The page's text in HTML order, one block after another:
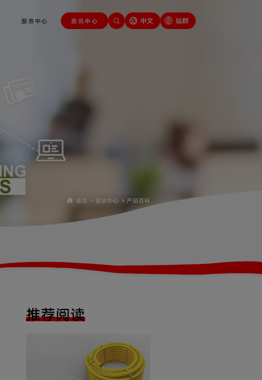
服务中心 资讯中心 中文 站群
首页 > 资讯中心 > 产品百科
推荐阅读